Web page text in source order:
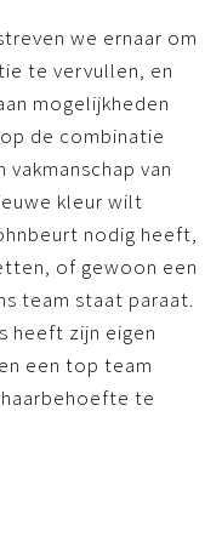
we ernaar om
te vervullen, en
mogelijkheden
de combinatie
van
kleur wilt
nodig heeft,
of gewoon een
team staat paraat.
heeft zijn eigen
een top team
te